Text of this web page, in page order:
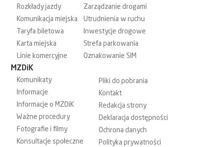
Rozkłady jazdy
Komunikacja miejska
Taryfa biletowa
Karta miejska
Linie komercyjne
Zarządzanie drogami
Utrudnienia w ruchu
Inwestycje drogowe
Strefa parkowania
Oznakowanie SIM
MZDiK
Komunikaty
Informacje
Informacje o MZDiK
Ważne procedury
Fotografie i filmy
Konsultacje społeczne
Pliki do pobrania
Kontakt
Redakcja strony
Deklaracja dostępności
Ochrona danych
Polityka prywatności